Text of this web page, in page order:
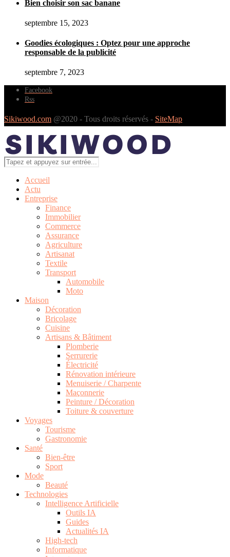
Bien choisir son sac banane
septembre 15, 2023
Goodies écologiques : Optez pour une approche
responsable de la publicité
septembre 7, 2023
Facebook
Rss
Sikiwood.com @2020 - Tous droits réservés - SiteMap
Accueil
Actu
Entreprise
Finance
Immobilier
Commerce
Assurance
Agriculture
Artisanat
Textile
Transport
Automobile
Moto
Maison
Décoration
Bricolage
Cuisine
Artisans & Bâtiment
Plomberie
Serrurerie
Électricité
Rénovation intérieure
Menuiserie / Charpente
Maçonnerie
Peinture / Décoration
Toiture & couverture
Voyages
Tourisme
Gastronomie
Santé
Bien-être
Sport
Mode
Beauté
Technologies
Intelligence Artificielle
Outils IA
Guides
Actualités IA
High-tech
Informatique